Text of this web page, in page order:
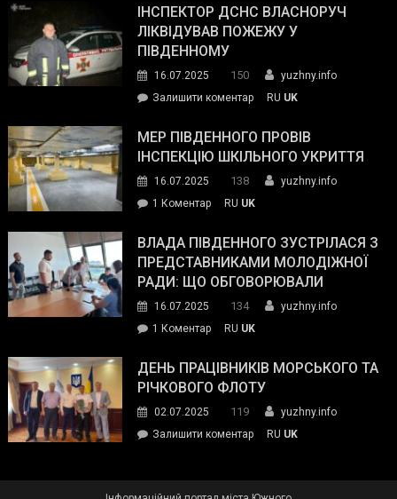
провів
нараду
силових
та
органів:
«Наш
спільний
окупанти.
Маємо
діяти
команда
ІНСПЕКТОР ДСНС ВЛАСНОРУЧ
ЛІКВІДУВАВ ПОЖЕЖУ У
ПІВДЕННОМУ
16.07.2025 150
yuzhny.info
Залишити коментарon
ДСНС
власноруч
пожежу
у
RU UK
МЕР ПІВДЕННОГО ПРОВІВ
ІНСПЕКЦІЮ ШКІЛЬНОГО УКРИТТЯ
16.07.2025 138
yuzhny.info
1 Коментардо
Південного
провів
інспекцію
укриття
RU UK
ВЛАДА ПІВДЕННОГО ЗУСТРІЛАСЯ З
ПРЕДСТАВНИКАМИ МОЛОДІЖНОЇ
РАДИ: ЩО ОБГОВОРЮВАЛИ
16.07.2025 134
yuzhny.info
1 Коментардо
Південного
зустрілася
представниками
молодіжної
обговорювали
RU UK
ДЕНЬ ПРАЦІВНИКІВ МОРСЬКОГО ТА
РІЧКОВОГО ФЛОТУ
02.07.2025 119
yuzhny.info
Залишити коментарon
RU UK